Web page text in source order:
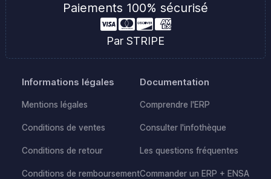
Paiements 100% sécurisé
Par STRIPE
Informations légales
Mentions légales
Conditions de ventes
Conditions de retour
Conditions de remboursement
Documentation
Comprendre l'ERP
Consulter l'infothèque
Les questions fréquentes
Commander un ERP + ENSA